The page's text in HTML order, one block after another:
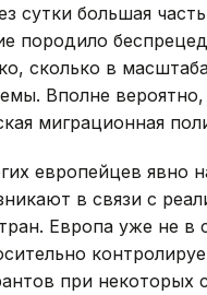
сутки большая
породило
сколько в
Вполне
миграционная
европейцев явно
в связи с
Европа уже не
при